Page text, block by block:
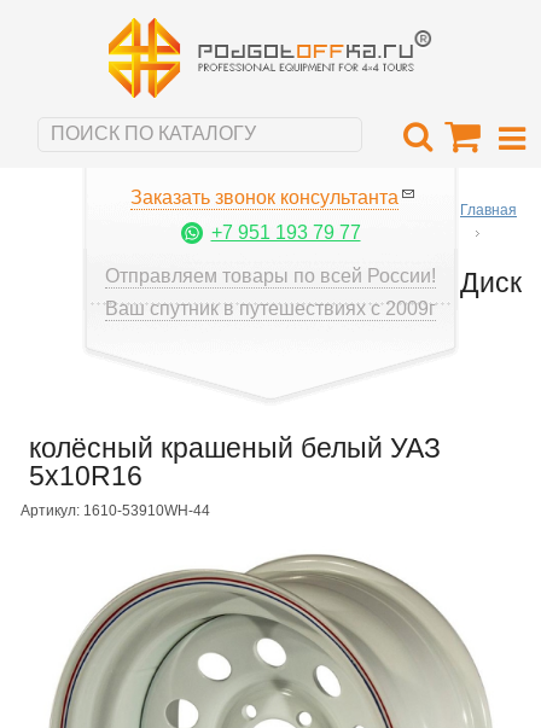
Заказать звонок консультанта
+7 951 193 79 77
Отправляем товары по всей России!
Ваш спутник в путешествиях с 2009г
Главная
Диск
колёсный крашеный белый УАЗ
5x10R16
Артикул: 1610-53910WH-44